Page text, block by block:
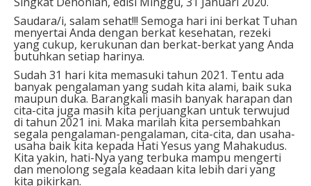
Saudara/i, salam sehat!!! Semoga hari ini berkat Tuhan
menyertai Anda dengan berkat kesehatan, rezeki
yang cukup, kerukunan dan berkat-berkat yang Anda
butuhkan setiap harinya.
Sudah 31 hari kita memasuki tahun 2021. Tentu ada
banyak pengalaman yang sudah kita alami, baik suka
maupun duka. Barangkali masih banyak harapan dan
cita-cita juga masih kita perjuangkan untuk terwujud
di tahun 2021 ini. Maka marilah kita persembahkan
segala pengalaman-pengalaman, cita-cita, dan usaha-
usaha baik kita kepada Hati Yesus yang Mahakudus.
Kita yakin, hati-Nya yang terbuka mampu mengerti
dan menolong segala keadaan kita lebih dari yang
kita pikirkan.